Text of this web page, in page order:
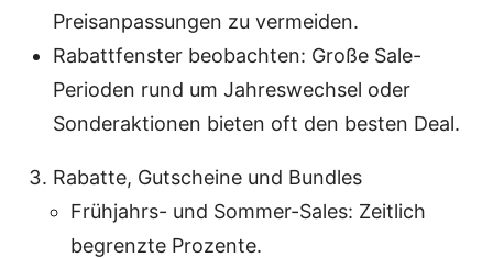
Preisanpassungen zu vermeiden.
Rabattfenster beobachten: Große Sale-
Perioden rund um Jahreswechsel oder
Sonderaktionen bieten oft den besten Deal.
Rabatte, Gutscheine und Bundles
Frühjahrs- und Sommer-Sales: Zeitlich
begrenzte Prozente.